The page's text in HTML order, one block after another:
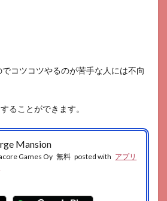
コツコツやるのが苦手な人には不向
ることができます。
Mansion
Games Oy 無料 posted with アプリ